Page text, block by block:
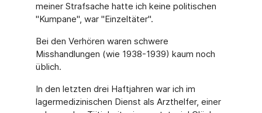
meiner Strafsache hatte ich keine politischen
"Kumpane", war "Einzeltäter".
Bei den Verhören waren schwere
Misshandlungen (wie 1938-1939) kaum noch
üblich.
In den letzten drei Haftjahren war ich im
lagermedizinischen Dienst als Arzthelfer, einer